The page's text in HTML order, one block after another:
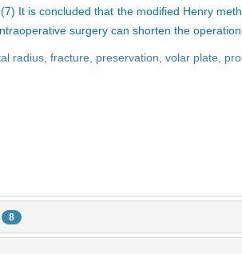
It is concluded that the modified Henry
surgery can shorten the
radius, fracture, preservation, volar plate,
8